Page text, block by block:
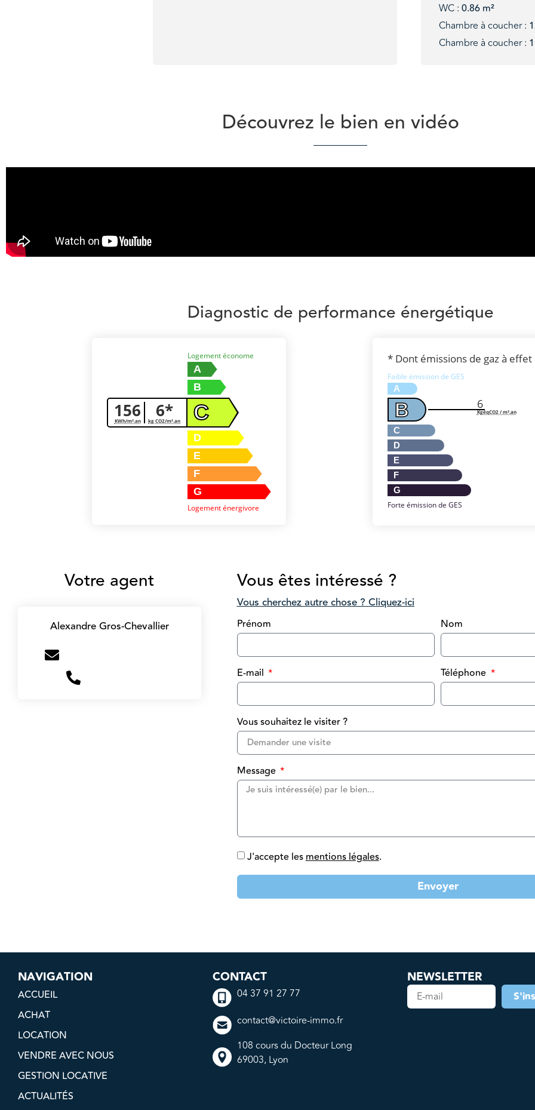
WC : 0.86 m²
Chambre à coucher :
Chambre à coucher :
Découvrez le bien en vidéo
Diagnostic de performance énergétique
156
KWh/m².an 6*
kg CO2/m².an
Logement économe
A
B
C
D
E
F
G
Logement énergivore
* Dont émissions de gaz à
Faible émission de GES
A
B
C
D
E
F
G
Forte émission de GES
6
KgéqCO2 / m².an
Votre agent
Alexandre Gros-Chevallier
Vous êtes intéressé ?
Vous cherchez autre chose ? Cliquez-ici
Prénom Nom
E-mail Téléphone
Vous souhaitez le visiter ?
Message
J'accepte les mentions légales.
Envoyer
NAVIGATION
ACCUEIL
ACHAT
LOCATION
VENDRE AVEC NOUS
GESTION LOCATIVE
ACTUALITÉS
CONTACT
04 37 91 27 77
contact@victoire-immo.fr
108 cours du Docteur Long
69003, Lyon
NEWSLETTER